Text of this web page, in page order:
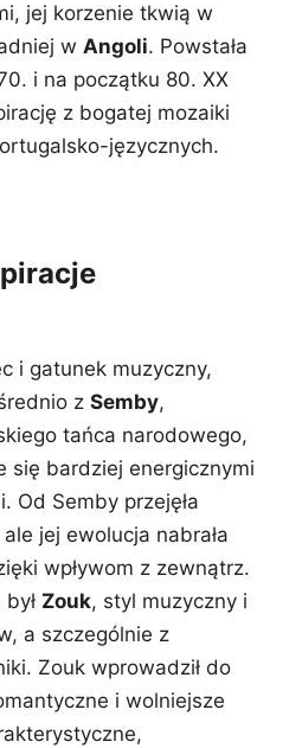
jej korzenie tkwią w
wAngoli. Powstała
i na początku 80. XX
z bogatej mozaiki
języcznych.
i gatunek muzyczny,
zSemby,
tańca narodowego,
się bardziej energicznymi
Od Semby przejęła
jej ewolucja nabrała
wpływom z zewnątrz.
Zouk, styl muzyczny i
a szczególnie z
Zouk wprowadził do
i wolniejsze